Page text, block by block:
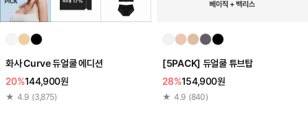
화사 Curve 듀얼쿨 에디션
20%144,900원
★ 4.9 (3,875)
[5PACK] 듀얼쿨 튜브탑
28%154,900원
★ 4.9 (840)